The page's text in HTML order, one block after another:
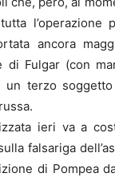
l’operazione
ancora
di Fulgar (con
un terzo
ieri va a
falsariga
di Pompea